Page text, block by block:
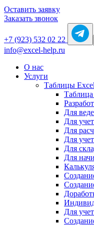
Оставить заявку
Заказать звонок
+7 (923) 532 02 22
info@excel-help.ru
О нас
Услуги
Таблицы Excel
Таблица
Для
Для
Для
Для
Для
Для
Для